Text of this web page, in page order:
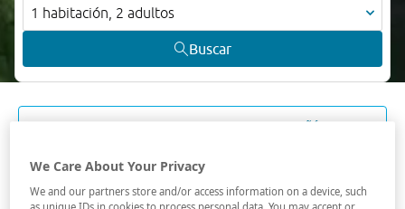
1 habitación, 2 adultos
Buscar
VER TODOS LOS HOTELES BARATOS EN PEÑÍSCOLA
We Care About Your Privacy
We and our partners store and/or access information on a device, such